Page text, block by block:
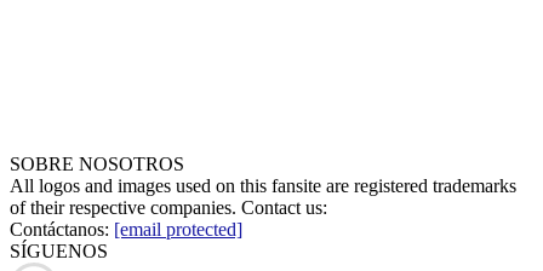
SOBRE NOSOTROS
All logos and images used on this fansite are registered trademarks
of their respective companies. Contact us:
Contáctanos: [email protected]
SÍGUENOS